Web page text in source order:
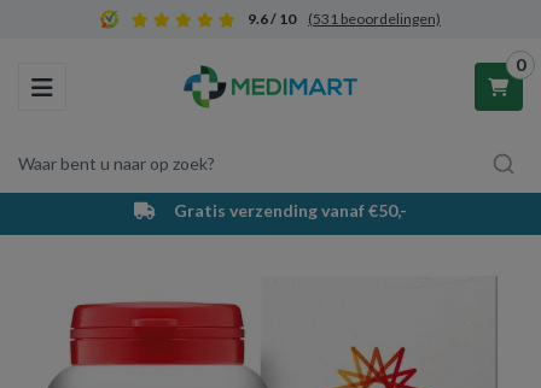
9.6 / 10 (531 beoordelingen)
Toggle navigation
Waar bent u naar op zoek?
0
Winkelwagen
Uw winkelwagen is leeg.
Vul hem met producten.
Gratis verzending vanaf €50,-